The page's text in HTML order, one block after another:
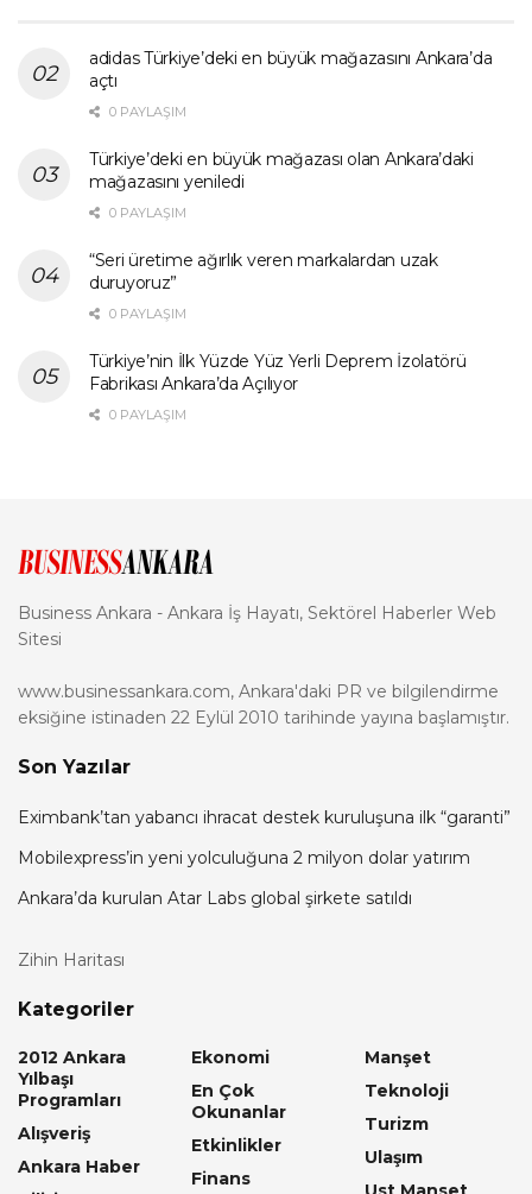
adidas Türkiye’deki en büyük mağazasını Ankara’da
açtı
0 PAYLAŞIM
Türkiye’deki en büyük mağazası olan Ankara’daki
mağazasını yeniledi
0 PAYLAŞIM
“Seri üretime ağırlık veren markalardan uzak
duruyoruz”
0 PAYLAŞIM
Türkiye’nin İlk Yüzde Yüz Yerli Deprem İzolatörü
Fabrikası Ankara’da Açılıyor
0 PAYLAŞIM
Business Ankara - Ankara İş Hayatı, Sektörel Haberler Web
Sitesi
www.businessankara.com, Ankara'daki PR ve bilgilendirme
eksiğine istinaden 22 Eylül 2010 tarihinde yayına başlamıştır.
Son Yazılar
Eximbank’tan yabancı ihracat destek kuruluşuna ilk “garanti”
Mobilexpress’in yeni yolculuğuna 2 milyon dolar yatırım
Ankara’da kurulan Atar Labs global şirkete satıldı
Zihin Haritası
Kategoriler
2012 Ankara
Yılbaşı
Programları
Alışveriş
Ankara Haber
Ekonomi
En Çok
Okunanlar
Etkinlikler
Finans
Manşet
Teknoloji
Turizm
Ulaşım